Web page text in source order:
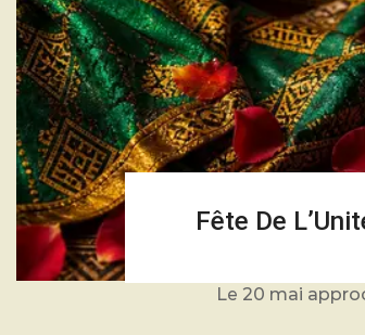
Fête De
Le 20 mai